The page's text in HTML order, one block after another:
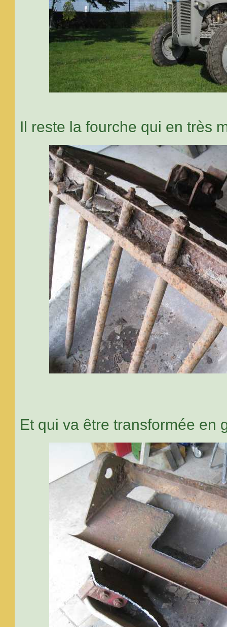
Il reste la fourche qui en très
Et qui va être transformée en